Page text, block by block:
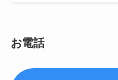
お電話